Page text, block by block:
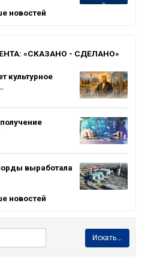
новостей
«СКАЗАНО - СДЕЛАНО»
культурное
выработала
новостей
Искать...